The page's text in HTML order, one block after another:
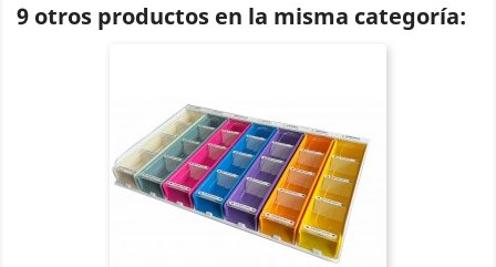
9 otros productos en la misma categoría: